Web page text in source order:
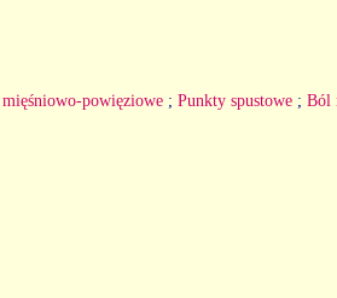
powięziowe ; Punkty spustowe ; Ból